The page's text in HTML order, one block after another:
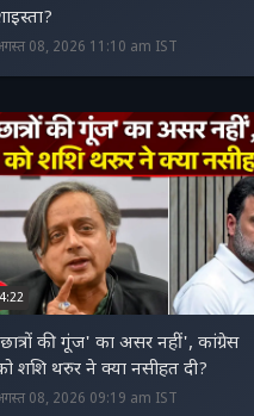
08, 2026 11:10 am IST
4:22
की गूंज' का असर नहीं', कांग्रेस
शशि थरुर ने क्या नसीहत दी?
08, 2026 09:19 am IST